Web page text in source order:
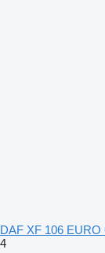
DAF XF 106 EURO
4